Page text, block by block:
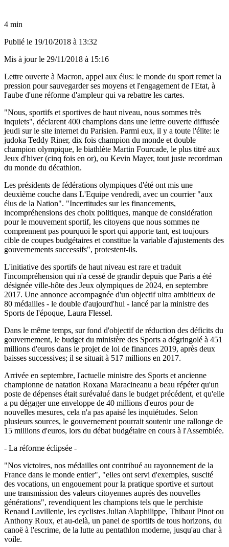
4 min
Publié le 19/10/2018 à 13:32
Mis à jour le 29/11/2018 à 15:16
Lettre ouverte à Macron, appel aux élus: le monde du sport remet la
pression pour sauvegarder ses moyens et l'engagement de l'Etat, à
l'aube d'une réforme d'ampleur qui va rebattre les cartes.
"Nous, sportifs et sportives de haut niveau, nous sommes très
inquiets", déclarent 400 champions dans une lettre ouverte diffusée
jeudi sur le site internet du Parisien. Parmi eux, il y a toute l'élite: le
judoka Teddy Riner, dix fois champion du monde et double
champion olympique, le biathlète Martin Fourcade, le plus titré aux
Jeux d'hiver (cinq fois en or), ou Kevin Mayer, tout juste recordman
du monde du décathlon.
Les présidents de fédérations olympiques d'été ont mis une
deuxième couche dans L'Equipe vendredi, avec un courrier "aux
élus de la Nation". "Incertitudes sur les financements,
incompréhensions des choix politiques, manque de considération
pour le mouvement sportif, les citoyens que nous sommes ne
comprennent pas pourquoi le sport qui apporte tant, est toujours
cible de coupes budgétaires et constitue la variable d'ajustements des
gouvernements successifs", protestent-ils.
L'initiative des sportifs de haut niveau est rare et traduit
l'incompréhension qui n'a cessé de grandir depuis que Paris a été
désignée ville-hôte des Jeux olympiques de 2024, en septembre
2017. Une annonce accompagnée d'un objectif ultra ambitieux de
80 médailles - le double d'aujourd'hui - lancé par la ministre des
Sports de l'époque, Laura Flessel.
Dans le même temps, sur fond d'objectif de réduction des déficits du
gouvernement, le budget du ministère des Sports a dégringolé à 451
millions d'euros dans le projet de loi de finances 2019, après deux
baisses successives; il se situait à 517 millions en 2017.
Arrivée en septembre, l'actuelle ministre des Sports et ancienne
championne de natation Roxana Maracineanu a beau répéter qu'un
poste de dépenses était surévalué dans le budget précédent, et qu'elle
a pu dégager une enveloppe de 40 millions d'euros pour de
nouvelles mesures, cela n'a pas apaisé les inquiétudes. Selon
plusieurs sources, le gouvernement pourrait soutenir une rallonge de
15 millions d'euros, lors du débat budgétaire en cours à l'Assemblée.
- La réforme éclipsée -
"Nos victoires, nos médailles ont contribué au rayonnement de la
France dans le monde entier", "elles ont servi d'exemples, suscité
des vocations, un engouement pour la pratique sportive et surtout
une transmission des valeurs citoyennes auprès des nouvelles
générations", revendiquent les champions tels que le perchiste
Renaud Lavillenie, les cyclistes Julian Alaphilippe, Thibaut Pinot ou
Anthony Roux, et au-delà, un panel de sportifs de tous horizons, du
canoë à l'escrime, de la lutte au pentathlon moderne, jusqu'au char à
voile.